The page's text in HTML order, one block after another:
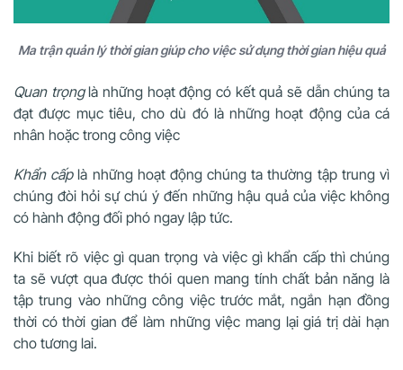
Ma trận quản lý thời gian giúp cho việc sử dụng thời gian hiệu quả
Quan trọnglà những hoạt động có kết quả sẽ dẫn chúng ta
đạt được mục tiêu, cho dù đó là những hoạt động của cá
nhân hoặc trong công việc
Khẩn cấplà những hoạt động chúng ta thường tập trung vì
chúng đòi hỏi sự chú ý đến những hậu quả của việc không
có hành động đối phó ngay lập tức.
Khi biết rõ việc gì quan trọng và việc gì khẩn cấp thì chúng
ta sẽ vượt qua được thói quen mang tính chất bản năng là
tập trung vào những công việc trước mắt, ngắn hạn đồng
thời có thời gian để làm những việc mang lại giá trị dài hạn
cho tương lai.